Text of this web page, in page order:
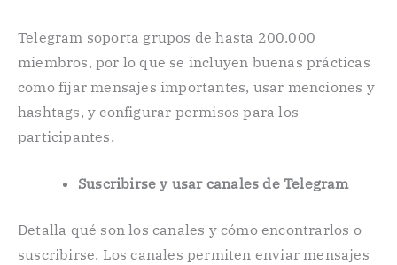
Telegram soporta grupos de hasta 200.000
miembros, por lo que se incluyen buenas prácticas
como fijar mensajes importantes, usar menciones y
hashtags, y configurar permisos para los
participantes.
Suscribirse y usar canales de Telegram
Detalla qué son los canales y cómo encontrarlos o
suscribirse. Los canales permiten enviar mensajes